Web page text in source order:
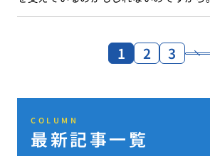
1 2 3
COLUMN
最新記事一覧